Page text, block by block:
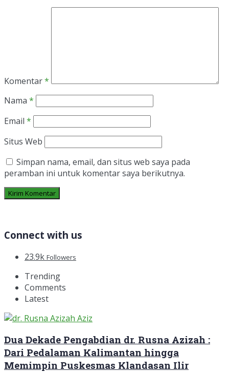
Komentar*
Nama *
Email *
Situs Web
Simpan nama, email, dan situs web saya pada
peramban ini untuk komentar saya berikutnya.
Connect with us
23.9k Followers
Trending
Comments
Latest
Dua Dekade Pengabdian dr. Rusna Azizah :
Dari Pedalaman Kalimantan hingga
Memimpin Puskesmas Klandasan Ilir